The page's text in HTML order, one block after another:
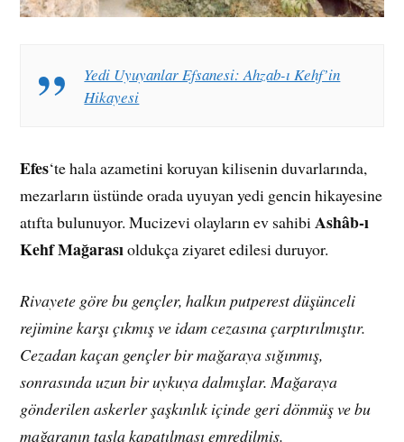
Yedi Uyuyanlar Efsanesi: Ahzab-ı Kehf’in
Hikayesi
Efes‘te hala azametini koruyan kilisenin duvarlarında,
mezarların üstünde orada uyuyan yedi gencin hikayesine
atıfta bulunuyor. Mucizevi olayların ev sahibiAshâb-ı
Kehf Mağarasıoldukça ziyaret edilesi duruyor.
Rivayete göre bu gençler, halkın putperest düşünceli
rejimine karşı çıkmış ve idam cezasına çarptırılmıştır.
Cezadan kaçan gençler bir mağaraya sığınmış,
sonrasında uzun bir uykuya dalmışlar. Mağaraya
gönderilen askerler şaşkınlık içinde geri dönmüş ve bu
mağaranın taşla kapatılması emredilmiş.